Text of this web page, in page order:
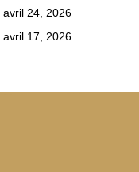
avril 24, 2026
avril 17, 2026